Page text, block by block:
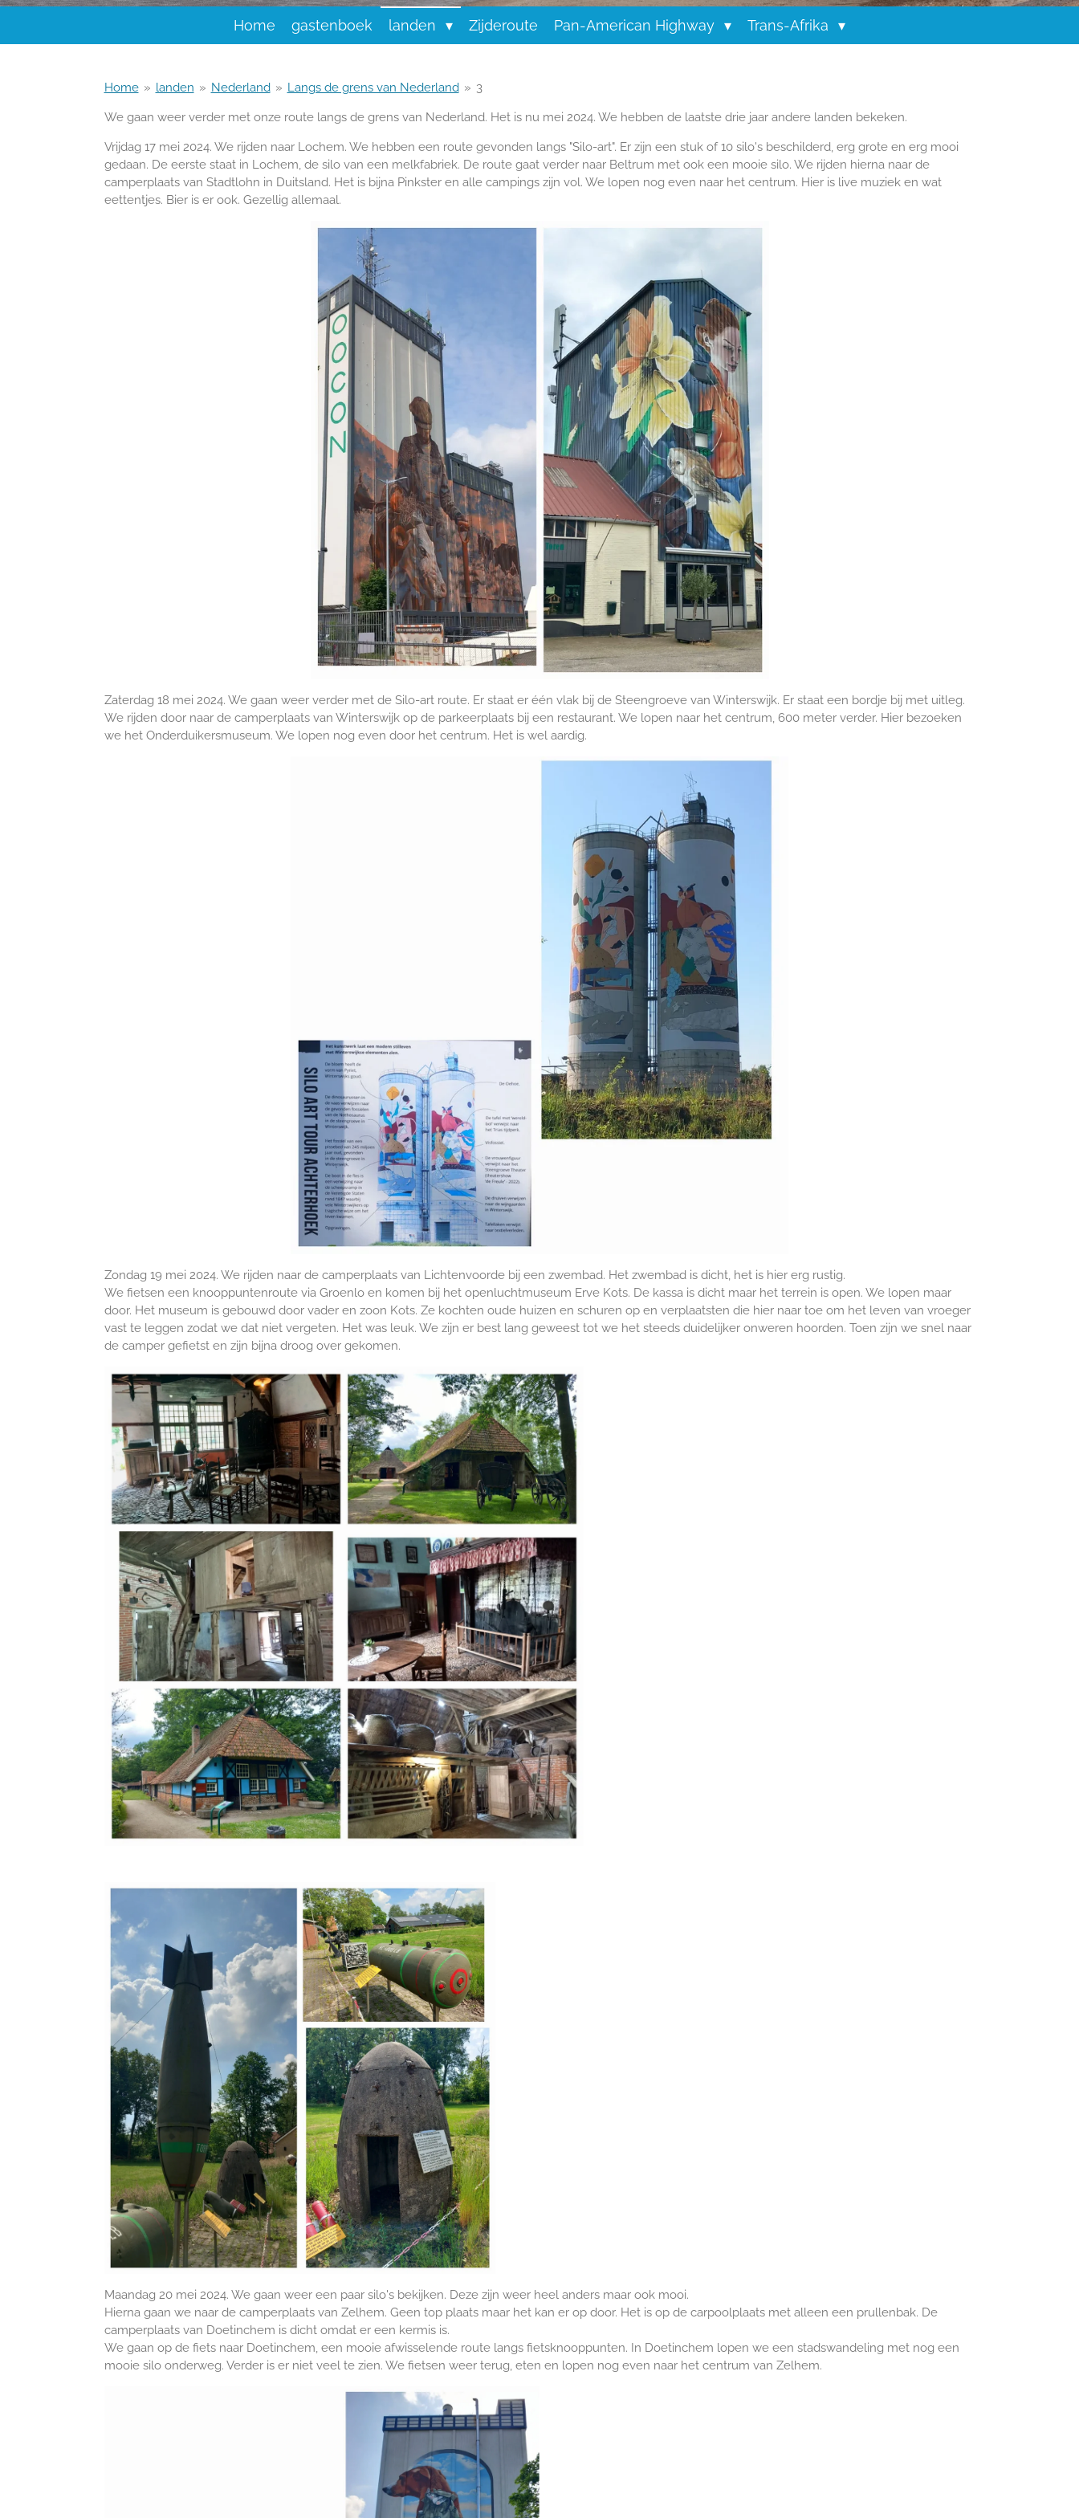
Home gastenboek landen Zijderoute Pan-American Highway Trans-Afrika
Home » landen » Nederland » Langs de grens van Nederland » 3
We gaan weer verder met onze route langs de grens van Nederland. Het is nu mei 2024. We hebben de laatste drie jaar andere landen bekeken.
Vrijdag 17 mei 2024. We rijden naar Lochem. We hebben een route gevonden langs "Silo-art". Er zijn een stuk of 10 silo's beschilderd, erg grote en erg mooi
gedaan. De eerste staat in Lochem, de silo van een melkfabriek. De route gaat verder naar Beltrum met ook een mooie silo. We rijden hierna naar de
camperplaats van Stadtlohn in Duitsland. Het is bijna Pinkster en alle campings zijn vol. We lopen nog even naar het centrum. Hier is live muziek en wat
eettentjes. Bier is er ook. Gezellig allemaal.
Zaterdag 18 mei 2024. We gaan weer verder met de Silo-art route. Er staat er één vlak bij de Steengroeve van Winterswijk. Er staat een bordje bij met uitleg.
We rijden door naar de camperplaats van Winterswijk op de parkeerplaats bij een restaurant. We lopen naar het centrum, 600 meter verder. Hier bezoeken
we het Onderduikersmuseum. We lopen nog even door het centrum. Het is wel aardig.
Zondag 19 mei 2024. We rijden naar de camperplaats van Lichtenvoorde bij een zwembad. Het zwembad is dicht, het is hier erg rustig.
We fietsen een knooppuntenroute via Groenlo en komen bij het openluchtmuseum Erve Kots. De kassa is dicht maar het terrein is open. We lopen maar
door. Het museum is gebouwd door vader en zoon Kots. Ze kochten oude huizen en schuren op en verplaatsten die hier naar toe om het leven van vroeger
vast te leggen zodat we dat niet vergeten. Het was leuk. We zijn er best lang geweest tot we het steeds duidelijker onweren hoorden. Toen zijn we snel naar
de camper gefietst en zijn bijna droog over gekomen.
Maandag 20 mei 2024. We gaan weer een paar silo's bekijken. Deze zijn weer heel anders maar ook mooi.
Hierna gaan we naar de camperplaats van Zelhem. Geen top plaats maar het kan er op door. Het is op de carpoolplaats met alleen een prullenbak. De
camperplaats van Doetinchem is dicht omdat er een kermis is.
We gaan op de fiets naar Doetinchem, een mooie afwisselende route langs fietsknooppunten. In Doetinchem lopen we een stadswandeling met nog een
mooie silo onderweg. Verder is er niet veel te zien. We fietsen weer terug, eten en lopen nog even naar het centrum van Zelhem.